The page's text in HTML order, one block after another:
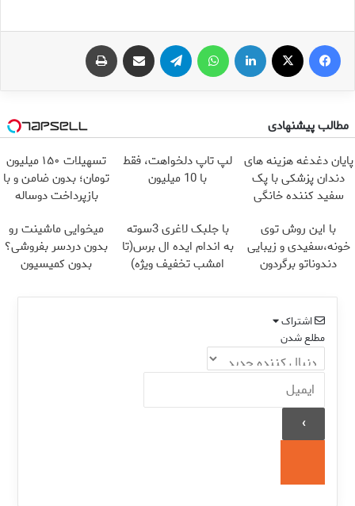
فیس بوک لینکدین تلگرام اشتراک گذاری از طریق ایمیل
مطالب پیشنهادی
پایان دغدغه هزینه های
دندان پزشکی با پک
سفید کننده خانگی
لپ تاپ دلخواهت، فقط
با 10 میلیون
تسهیلات ۱۵۰ میلیون
تومان؛ بدون ضامن و با
بازپرداخت دوساله
با این روش توی
خونه،سفیدی و زیبایی
دندوناتو برگردون
با جلبک لاغری 3سوته
به اندام ایده ال برس(تا
امشب تخفیف ویژه)
میخوایی ماشینت رو
بدون دردسر بفروشی؟
بدون کمیسیون
اشتراک
مطلع شدن